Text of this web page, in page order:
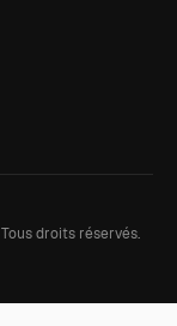
Tous droits réservés.